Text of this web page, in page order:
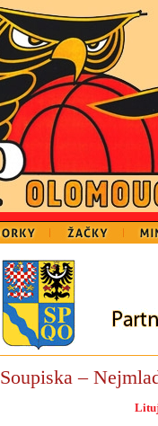
Soupiska –